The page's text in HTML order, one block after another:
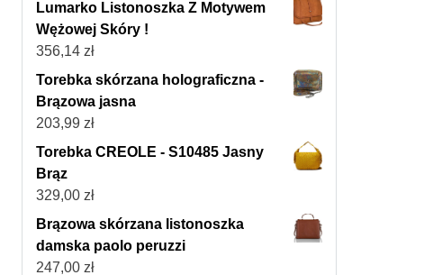
Lumarko Listonoszka Z Motywem
Wężowej Skóry !
356,14 zł
Torebka skórzana holograficzna -
Brązowa jasna
203,99 zł
Torebka CREOLE - S10485 Jasny
Brąz
329,00 zł
Brązowa skórzana listonoszka
damska paolo peruzzi
247,00 zł